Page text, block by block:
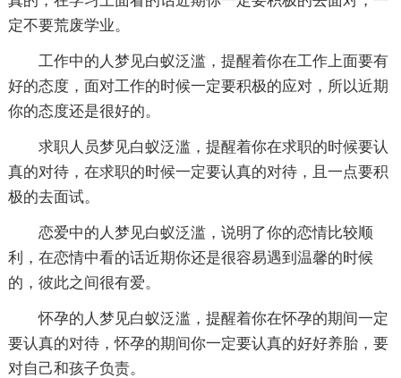
定不要荒废学业。
工作中的人梦见白蚁泛滥，提醒着你在工作上面要有
好的态度，面对工作的时候一定要积极的应对，所以近期
你的态度还是很好的。
求职人员梦见白蚁泛滥，提醒着你在求职的时候要认
真的对待，在求职的时候一定要认真的对待，且一点要积
极的去面试。
恋爱中的人梦见白蚁泛滥，说明了你的恋情比较顺
利，在恋情中看的话近期你还是很容易遇到温馨的时候
的，彼此之间很有爱。
怀孕的人梦见白蚁泛滥，提醒着你在怀孕的期间一定
要认真的对待，怀孕的期间你一定要认真的好好养胎，要
对自己和孩子负责。